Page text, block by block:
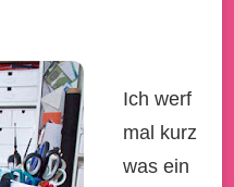
Ich werf
mal kurz
was ein